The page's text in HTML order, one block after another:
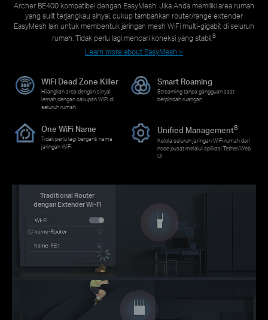
Archer BE400 kompatibel dengan EasyMesh. Jika Anda memiliki area rumah
yang sulit terjangkau sinyal, cukup tambahkan router/range extender
EasyMesh lain untuk membentuk jaringan mesh WiFi multi-gigabit di seluruh
rumah. Tidak perlu lagi mencari koneksi yang stabil.8
Learn more about EasyMesh >
WiFi Dead Zone Killer
Hilangkan area dengan sinyal
lemah dengan cakupan WiFi di
seluruh rumah
Smart Roaming
Streaming tanpa gangguan saat
berpindah ruangan
One WiFi Name
Tidak perlu lagi berganti nama
jaringan WiFi
Unified Management8
Kelola seluruh jaringan WiFi rumah dari
node pusat melalui aplikasi Tether/Web
UI
Traditional Router
dengan Extender Wi-Fi